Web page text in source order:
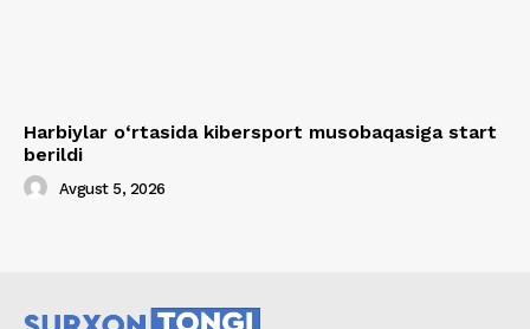
Harbiylar o‘rtasida kibersport musobaqasiga start
berildi
Avgust 5, 2026